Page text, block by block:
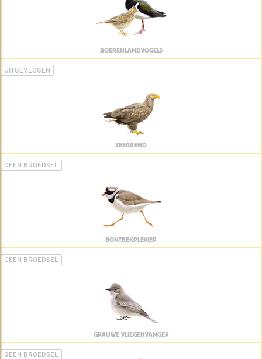
BOERENLANDVOGELS
UITGEVLOGEN
ZEEAREND
GEEN BROEDSEL
BONTBEKPLEVIER
GEEN BROEDSEL
GRAUWE VLIEGENVANGER
GEEN BROEDSEL